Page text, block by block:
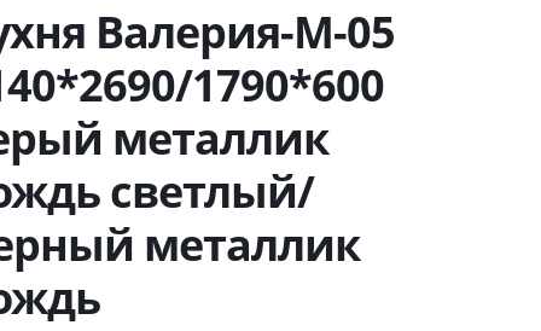
Валерия-М-05
1790*600
металлик
светлый/
металлик